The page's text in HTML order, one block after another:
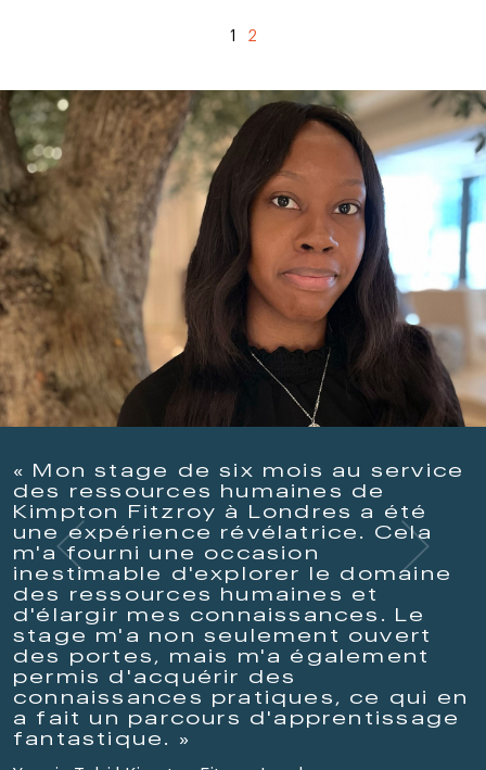
1 2
« Mon stage de six mois au service
des ressources humaines de
Kimpton Fitzroy à Londres a été
une expérience révélatrice. Cela
m'a fourni une occasion
inestimable d'explorer le domaine
des ressources humaines et
d'élargir mes connaissances. Le
stage m'a non seulement ouvert
des portes, mais m'a également
permis d'acquérir des
connaissances pratiques, ce qui en
a fait un parcours d'apprentissage
fantastique. »